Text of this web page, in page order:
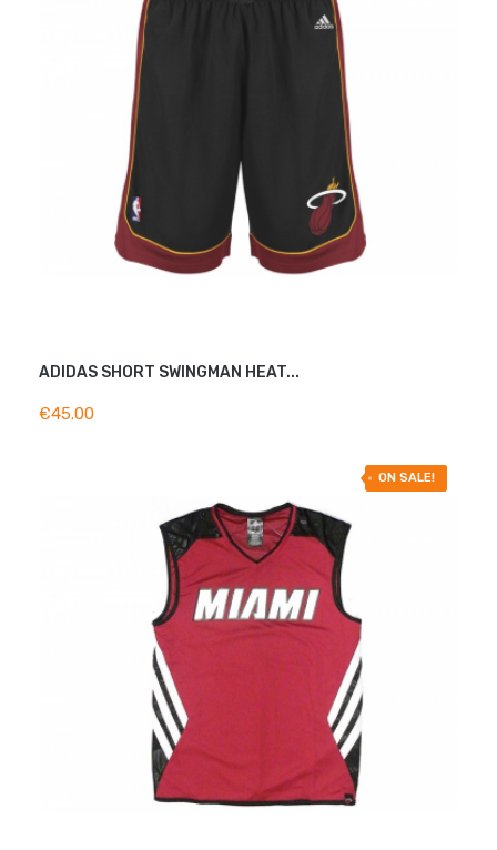
ADIDAS SHORT SWINGMAN HEAT...
€45.00
-30% OFF
ON SALE!